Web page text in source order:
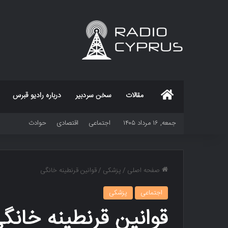
خانه مقالات سخن سردبیر درباره رادیو قبرس
جمعه, ۱۶ مرداد ۱۴۰۵ اجتماعی اقتصادی حوادث
صفحه اصلی /پزشکی /قوانین قرنطینه خانگی
اجتماعی
پزشکی
قوانین قرنطینه